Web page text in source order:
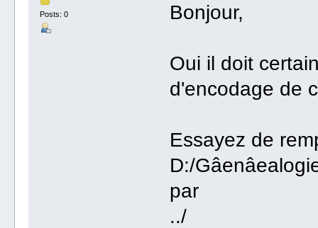
Posts: 0 Bonjour,
Oui il doit
d'encodage de
Essayez de
D:/
par
../